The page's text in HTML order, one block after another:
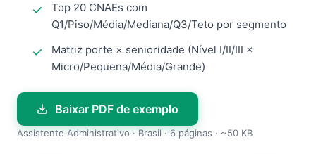
Top 20 CNAEs com
Q1/Piso/Média/Mediana/Q3/Teto por segmento
Matriz porte × senioridade (Nível I/II/III ×
Micro/Pequena/Média/Grande)
Baixar PDF de exemplo
Assistente Administrativo · Brasil · 6 páginas · ~50 KB